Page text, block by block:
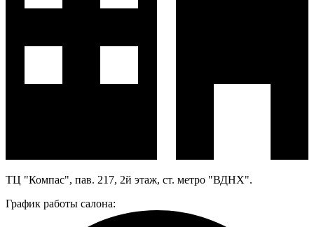
ТЦ "Компас", пав. 217, 2й этаж, ст. метро "ВДНХ".
График работы салона: